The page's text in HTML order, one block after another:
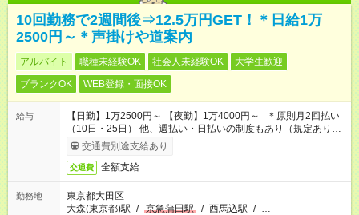
10回勤務で2週間後⇒12.5万円GET！＊日給1万
2500円～＊声掛けや道案内
アルバイト 職種未経験OK 社会人未経験OK
大学生歓迎
ブランクOK
WEB登録・面接OK
給与
【日勤】1万2500円～ 【夜勤】1万4000円～ ＊原則月2回払い
（10日・25日） 他、週払い・日払いの制度もあり（規定あり）
＃日収1万円以上
交通費別途支給あり
交通費 全額支給
勤務地
東京都大田区
大森(東京都)駅 / 京急蒲田駅 / 西馬込駅 / …